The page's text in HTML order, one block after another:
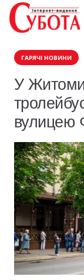
ГАРЯЧІ НОВИНИ
У
вулицею